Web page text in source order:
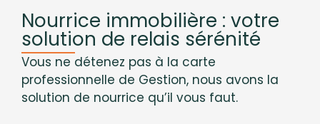
Nourrice immobilière : votre
solution de relais sérénité
Vous ne détenez pas à la carte
professionnelle de Gestion, nous avons la
solution de nourrice qu’il vous faut.